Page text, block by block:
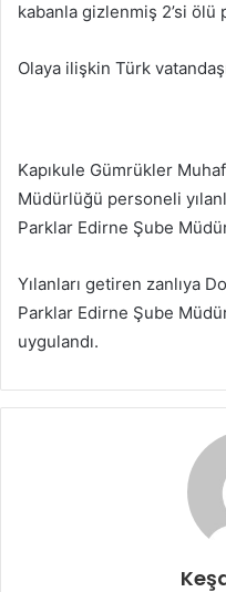
kabanla gizlenmiş 2’si
Olaya ilişkin Türk
Kapıkule Gümrükler
Müdürlüğü personeli
Parklar Edirne Şube
Yılanları getiren zanlıya
Parklar Edirne Şube
uygulandı.